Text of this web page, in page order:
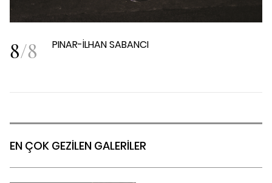
8/8 PINAR-İLHAN SABANCI
EN ÇOK GEZİLEN GALERİLER